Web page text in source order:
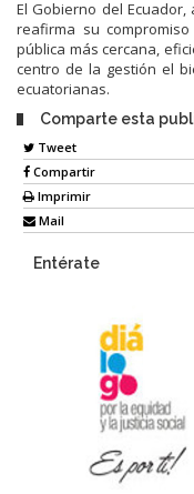
El Gobierno del
reafirma su
pública más cercana,
centro de la gestión el
ecuatorianas.
Comparte esta
Tweet
Compartir
Imprimir
Mail
Entérate